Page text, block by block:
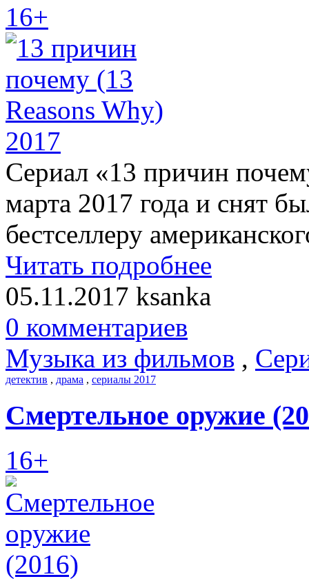
16+
Сериал «13 причин
марта 2017 года и снят
бестселлеру
Читать подробнее
05.11.2017 ksanka
0 комментариев
Музыка из фильмов ,
детектив , драма , сериалы 2017
Смертельное оружие
16+